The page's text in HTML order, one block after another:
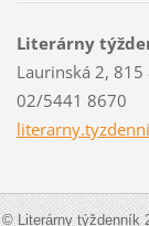
Literárny
Laurinská 2, 815
02/5441 8670
literarny.tyzden
© Literárny týždenník